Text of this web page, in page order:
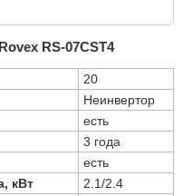
RS-07CST4
20
Неинвертор
есть
3 года
есть
кВт
2.1/2.4